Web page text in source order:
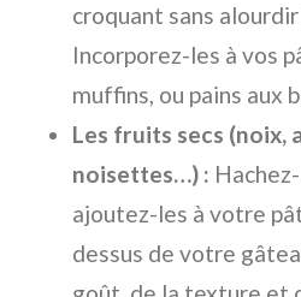
croquant sans
Incorporez-les à vos
muffins, ou pains aux
Les fruits secs (noix,
noisettes…) :
ajoutez-les à votre
dessus de votre